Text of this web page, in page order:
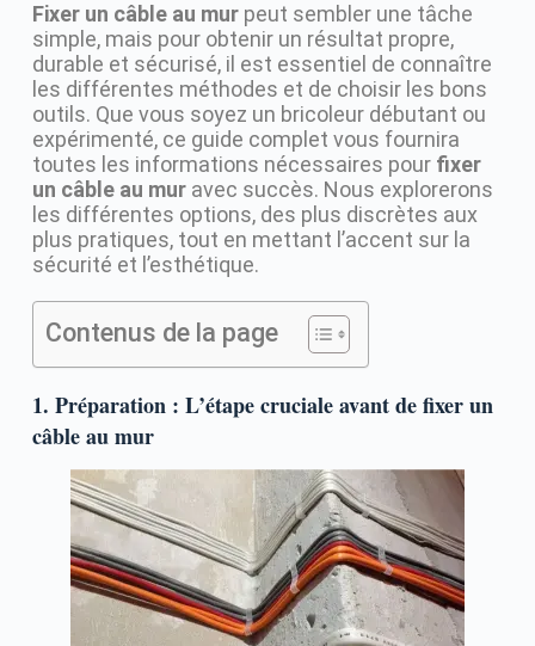
Fixer un câble au murpeut sembler une tâche
simple, mais pour obtenir un résultat propre,
durable et sécurisé, il est essentiel de connaître
les différentes méthodes et de choisir les bons
outils. Que vous soyez un bricoleur débutant ou
expérimenté, ce guide complet vous fournira
toutes les informations nécessaires pour fixer
un câble au muravec succès. Nous explorerons
les différentes options, des plus discrètes aux
plus pratiques, tout en mettant l’accent sur la
sécurité et l’esthétique.
Contenus de la page
1. Préparation : L’étape cruciale avant de fixer un
câble au mur